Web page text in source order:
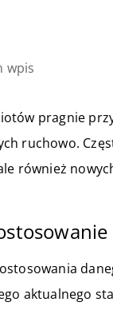
wpis
pragnie
ruchowo.
również
aktualnego